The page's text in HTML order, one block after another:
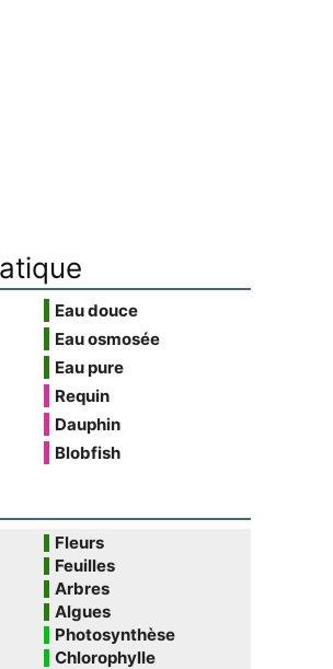
Eau douce
Eau osmosée
Eau pure
Requin
Dauphin
Blobfish
Fleurs
Feuilles
Arbres
Algues
Photosynthèse
Chlorophylle